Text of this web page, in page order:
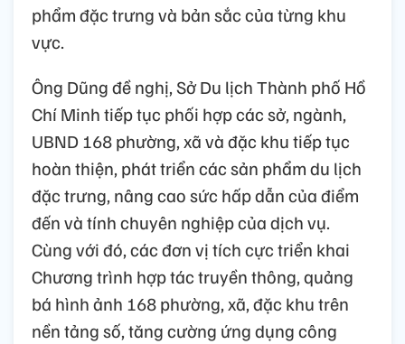
phẩm đặc trưng và bản sắc của từng khu
vực.
Ông Dũng đề nghị, Sở Du lịch Thành phố Hồ
Chí Minh tiếp tục phối hợp các sở, ngành,
UBND 168 phường, xã và đặc khu tiếp tục
hoàn thiện, phát triển các sản phẩm du lịch
đặc trưng, nâng cao sức hấp dẫn của điểm
đến và tính chuyên nghiệp của dịch vụ.
Cùng với đó, các đơn vị tích cực triển khai
Chương trình hợp tác truyền thông, quảng
bá hình ảnh 168 phường, xã, đặc khu trên
nền tảng số, tăng cường ứng dụng công